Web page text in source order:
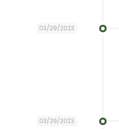
03/29/2023
03/29/2023